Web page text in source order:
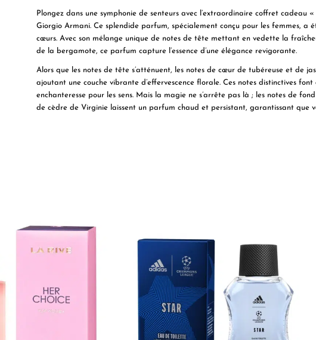
Plongez dans une symphonie de senteurs avec l’extraordinaire coffret cadeau
Giorgio Armani. Ce splendide parfum, spécialement conçu pour les femmes, a
cœurs. Avec son mélange unique de notes de tête mettant en vedette la
de la bergamote, ce parfum capture l’essence d’une élégance revigorante.
Alors que les notes de tête s’atténuent, les notes de cœur de tubéreuse et de
ajoutant une couche vibrante d’effervescence florale. Ces notes distinctives
enchanteresse pour les sens. Mais la magie ne s’arrête pas là ; les notes de
de cèdre de Virginie laissent un parfum chaud et persistant, garantissant que